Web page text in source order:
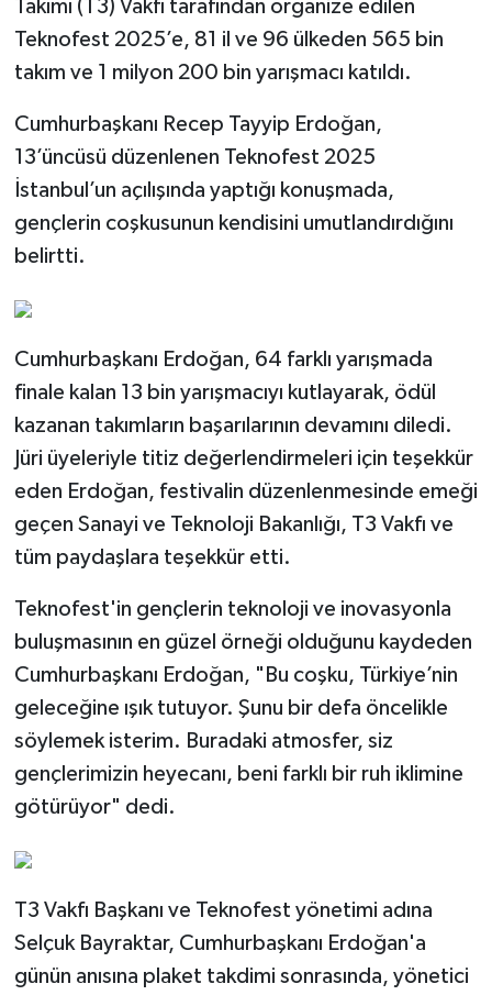
Takımı (T3) Vakfı tarafından organize edilen
Teknofest 2025’e, 81 il ve 96 ülkeden 565 bin
takım ve 1 milyon 200 bin yarışmacı katıldı.
Cumhurbaşkanı Recep Tayyip Erdoğan,
13’üncüsü düzenlenen Teknofest 2025
İstanbul’un açılışında yaptığı konuşmada,
gençlerin coşkusunun kendisini umutlandırdığını
belirtti.
Cumhurbaşkanı Erdoğan, 64 farklı yarışmada
finale kalan 13 bin yarışmacıyı kutlayarak, ödül
kazanan takımların başarılarının devamını diledi.
Jüri üyeleriyle titiz değerlendirmeleri için teşekkür
eden Erdoğan, festivalin düzenlenmesinde emeği
geçen Sanayi ve Teknoloji Bakanlığı, T3 Vakfı ve
tüm paydaşlara teşekkür etti.
Teknofest'in gençlerin teknoloji ve inovasyonla
buluşmasının en güzel örneği olduğunu kaydeden
Cumhurbaşkanı Erdoğan, "Bu coşku, Türkiye’nin
geleceğine ışık tutuyor. Şunu bir defa öncelikle
söylemek isterim. Buradaki atmosfer, siz
gençlerimizin heyecanı, beni farklı bir ruh iklimine
götürüyor" dedi.
T3 Vakfı Başkanı ve Teknofest yönetimi adına
Selçuk Bayraktar, Cumhurbaşkanı Erdoğan'a
günün anısına plaket takdimi sonrasında, yönetici